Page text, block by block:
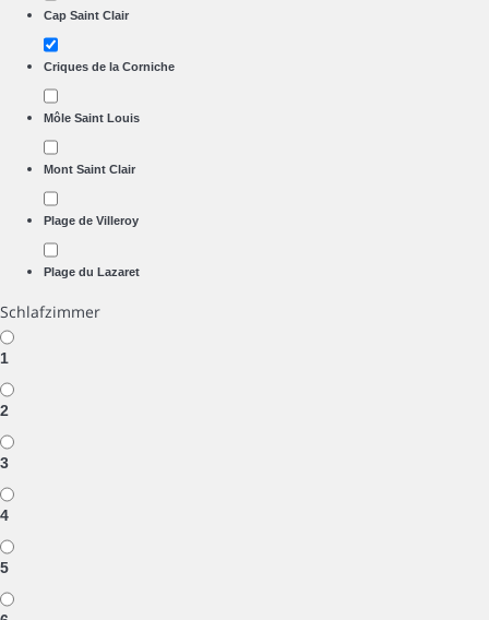
Cap Saint Clair
Criques de la Corniche
Môle Saint Louis
Mont Saint Clair
Plage de Villeroy
Plage du Lazaret
Schlafzimmer
1
2
3
4
5